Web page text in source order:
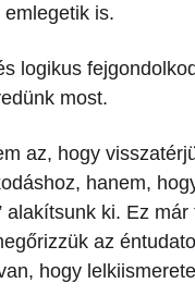
is.
logikus
most.
az, hogy
hanem,
alakítsunk ki. Ez
az
hogy